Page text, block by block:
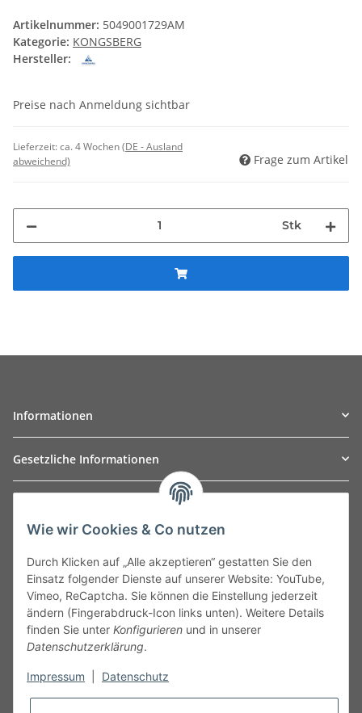
Artikelnummer: 5049001729AM
Kategorie: KONGSBERG
Hersteller:
Preise nach Anmeldung sichtbar
Lieferzeit:ca. 4 Wochen(DE - Ausland
abweichend)
Frage zum Artikel
Stk
Informationen
Gesetzliche Informationen
Leibnizstraße 2a
Germany
Phone:+49 40 5287270
Fax:+49 40 5281050
Email:sales@tow-automotive.de
Wie wir Cookies & Co nutzen
Durch Klicken auf „Alle akzeptieren“ gestatten Sie den
Einsatz folgender Dienste auf unserer Website: YouTube,
Vimeo, ReCaptcha. Sie können die Einstellung jederzeit
ändern (Fingerabdruck-Icon links unten). Weitere Details
finden Sie unter Konfigurieren und in unserer
Datenschutzerklärung.
Impressum Datenschutz